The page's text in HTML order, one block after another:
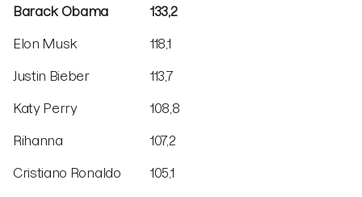
Barack Obama 133,2
Elon Musk 118,1
Justin Bieber 113,7
Katy Perry 108,8
Rihanna 107,2
Cristiano Ronaldo 105,1